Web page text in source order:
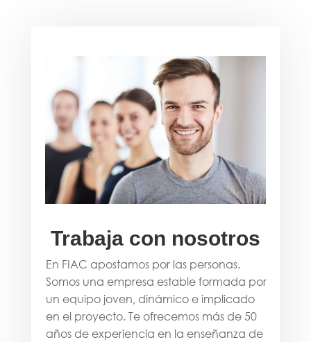
Trabaja con nosotros
En FIAC apostamos por las personas.
Somos una empresa estable formada por
un equipo joven, dinámico e implicado
en el proyecto. Te ofrecemos más de 50
años de experiencia en la enseñanza de